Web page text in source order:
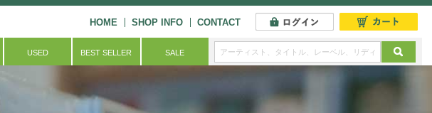
HOME SHOP INFO CONTACT
USED BEST SELLER SALE